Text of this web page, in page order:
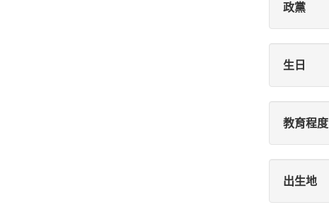
政黨
生日
教育程度
出生地